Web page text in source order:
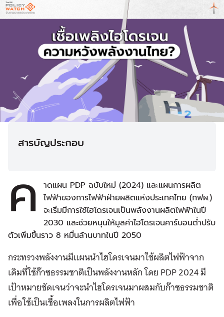
สารบัญประกอบ
ค
าดแผน PDP ฉบับใหม่ (2024) และแผนการผลิต
ไฟฟ้าของการไฟฟ้าฝ่ายผลิตแห่งประเทศไทย (กฟผ.)
จะเริ่มมีการใช้ไฮโดรเจนเป็นพลังงานผลิตไฟฟ้าในปี
2030 และช่วยหนุนให้มูลค่าไฮโดรเจนคาร์บอนต่ำปรับ
ตัวเพิ่มขึ้นราว 8 หมื่นล้านบาทในปี 2050
กระทรวงพลังงานมีแผนนำไฮโดรเจนมาใช้ผลิตไฟฟ้าจาก
เดิมที่ใช้ก๊าซธรรมชาติเป็นพลังงานหลัก โดย PDP 2024 มี
เป้าหมายชัดเจนว่าจะนำไฮโดรเจนมาผสมกับก๊าซธรรมชาติ
เพื่อใช้เป็นเชื้อเพลงในการผลิตไฟฟ้า